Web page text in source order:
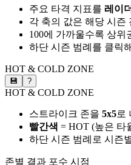
주요 타격 지표를 레이
각 축의 값은 해당 시즌
100에 가까울수록 상위
하단 시즌 범례를 클릭
HOT & COLD ZONE
💾 ?
HOT & COLD ZONE
스트라이크 존을 5x5로
빨간색 = HOT (높은 타
하단 시즌 범례로 시즌
존별 결과 포수 시점